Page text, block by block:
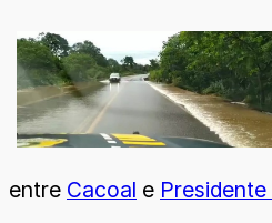
entre Cacoal e